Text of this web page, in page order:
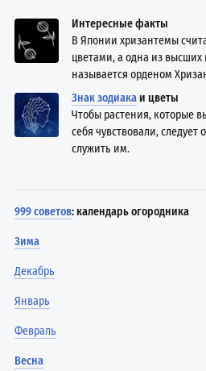
Интересные факты
В Японии хризантемы
цветами, а одна из высших
называется орденом
Знак зодиака и цветы
Чтобы растения, которые
себя чувствовали, следует
служить им.
999 советов: календарь огородника
Зима
Декабрь
Январь
Февраль
Весна